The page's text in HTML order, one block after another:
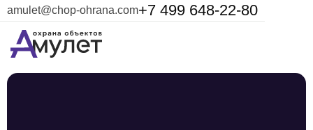
amulet@chop-ohrana.com+7 499 648-22-80